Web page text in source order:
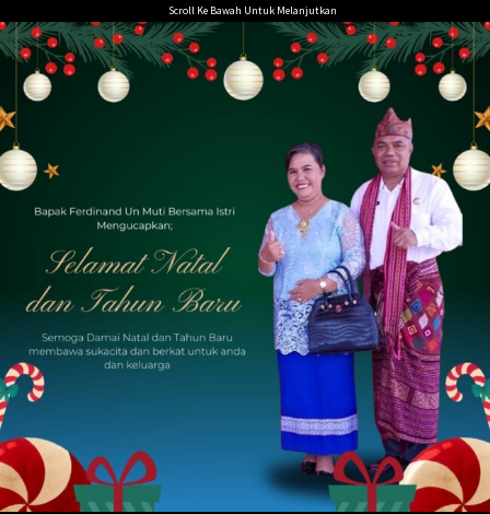
ke
konten
Scroll Ke Bawah Untuk Melanjutkan